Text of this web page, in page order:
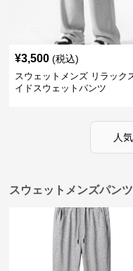
¥3,500 (税込)
スウェットメンズ リラック
イドスウェットパンツ
人
スウェットメンズパン